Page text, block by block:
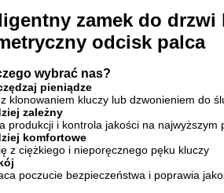
zamek do
odcisk palca
wybrać nas?
pieniądze
klonowaniem kluczy lub dzwonieniem do
zależny
produkcji i kontrola jakości na najwyższym
komfortowe
z ciężkiego i nieporęcznego pęku kluczy
poczucie bezpieczeństwa i poprawia